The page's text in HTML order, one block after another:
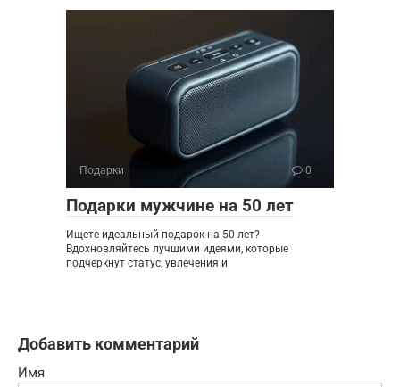
Подарки 0
Подарки мужчине на 50 лет
Ищете идеальный подарок на 50 лет?
Вдохновляйтесь лучшими идеями, которые
подчеркнут статус, увлечения и
Добавить комментарий
Имя